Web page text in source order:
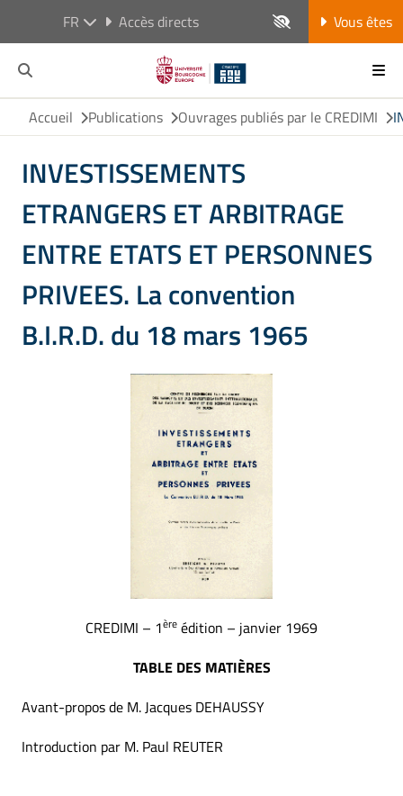
FR Accès directs Vous êtes
Accueil Publications Ouvrages publiés par le CREDIMI
INVESTISSEMENTS
ETRANGERS ET ARBITRAGE
ENTRE ETATS ET PERSONNES
PRIVEES. La convention
B.I.R.D. du 18 mars 1965
CREDIMI – 1ère édition – janvier 1969
TABLE DES MATIÈRES
Avant-propos de M. Jacques DEHAUSSY
Introduction par M. Paul REUTER